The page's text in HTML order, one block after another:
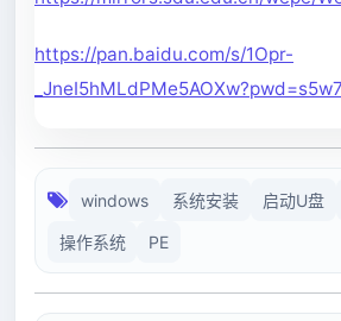
https://pan.baidu.com/s/1Opr-
_JneI5hMLdPMe5AOXw?pwd=s5w7
windows 系统安装 启动U盘
操作系统 PE